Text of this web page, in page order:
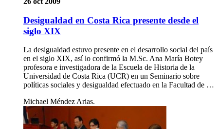
Desigualdad en Costa Rica presente desde el
siglo XIX
La desigualdad estuvo presente en el desarrollo social del país
en el siglo XIX, así lo confirmó la M.Sc. Ana María Botey
profesora e investigadora de la Escuela de Historia de la
Universidad de Costa Rica (UCR) en un Seminario sobre
políticas sociales y desigualdad efectuado en la Facultad de …
Michael Méndez Arias.